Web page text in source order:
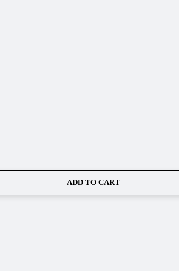
ADD TO CART